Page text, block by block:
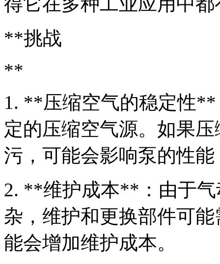
**挑战
**
1. **压缩空气的稳定性
定的压缩空气源。如果
污，可能会影响泵的性
2. **维护成本**：由于
杂，维护和更换部件可
能会增加维护成本。